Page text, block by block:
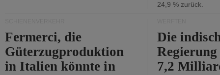
24,9 % zurück.
Fermerci, die
Güterzugproduktion
in Italien könnte in
Die
7,2